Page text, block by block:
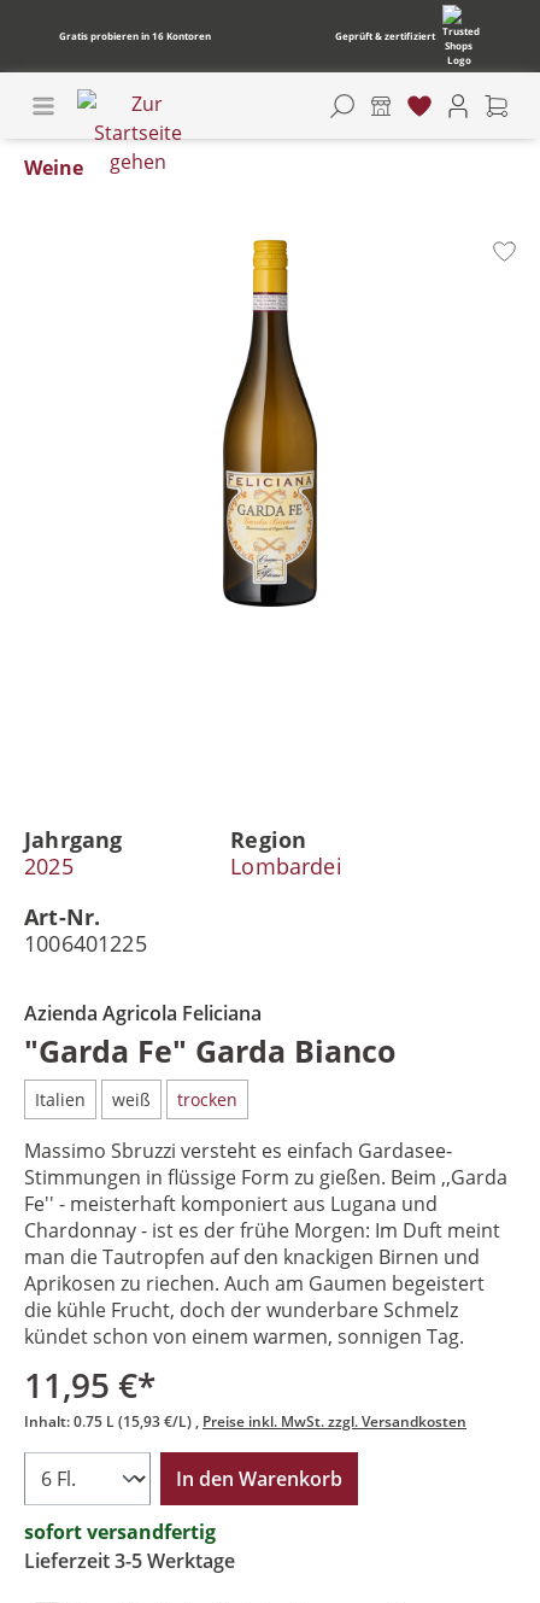
Gratis probieren in 16 Kontoren Geprüft & zertifiziert
Weine
Jahrgang
2025
Region
Lombardei
Art-Nr.
1006401225
Azienda Agricola Feliciana
"Garda Fe" Garda Bianco
Italien weiß trocken
Massimo Sbruzzi versteht es einfach Gardasee-
Stimmungen in flüssige Form zu gießen. Beim ,,Garda
Fe'' - meisterhaft komponiert aus Lugana und
Chardonnay - ist es der frühe Morgen: Im Duft meint
man die Tautropfen auf den knackigen Birnen und
Aprikosen zu riechen. Auch am Gaumen begeistert
die kühle Frucht, doch der wunderbare Schmelz
kündet schon von einem warmen, sonnigen Tag.
11,95 €*
Inhalt:0.75 L(15,93 €/L) Preise inkl. MwSt. zzgl. Versandkosten
In den Warenkorb
sofort versandfertig
Lieferzeit 3-5 Werktage